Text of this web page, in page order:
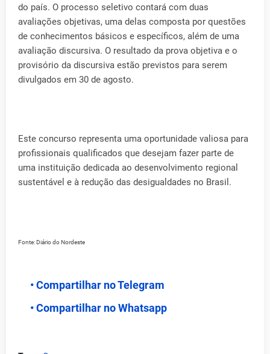
do país. O processo seletivo contará com duas
avaliações objetivas, uma delas composta por questões
de conhecimentos básicos e específicos, além de uma
avaliação discursiva. O resultado da prova objetiva e o
provisório da discursiva estão previstos para serem
divulgados em 30 de agosto.
Este concurso representa uma oportunidade valiosa para
profissionais qualificados que desejam fazer parte de
uma instituição dedicada ao desenvolvimento regional
sustentável e à redução das desigualdades no Brasil.
Fonte: Diário do Nordeste
• Compartilhar no Telegram
• Compartilhar no Whatsapp